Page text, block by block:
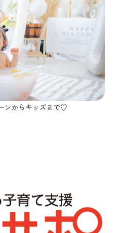
ンからキッズまで♡